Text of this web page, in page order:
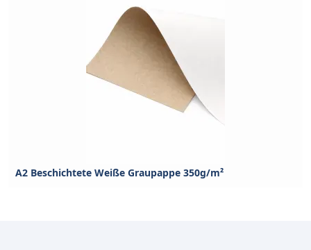
A2 Beschichtete Weiße Graupappe 350g/m²